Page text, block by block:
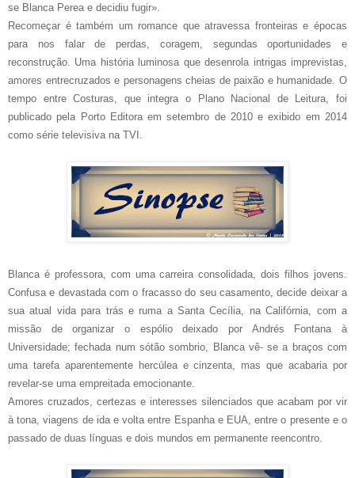
se Blanca Perea e decidiu fugir».
Recomeçar é também um romance que atravessa fronteiras e épocas
para nos falar de perdas, coragem, segundas oportunidades e
reconstrução. Uma história luminosa que desenrola intrigas imprevistas,
amores entrecruzados e personagens cheias de paixão e humanidade. O
tempo entre Costuras, que integra o Plano Nacional de Leitura, foi
publicado pela Porto Editora em setembro de 2010 e exibido em 2014
como série televisiva na TVI.
Blanca é professora, com uma carreira consolidada, dois filhos jovens.
Confusa e devastada com o fracasso do seu casamento, decide deixar a
sua atual vida para trás e ruma a Santa Cecília, na Califórnia, com a
missão de organizar o espólio deixado por Andrés Fontana à
Universidade; fechada num sótão sombrio, Blanca vê- se a braços com
uma tarefa aparentemente hercúlea e cinzenta, mas que acabaria por
revelar-se uma empreitada emocionante.
Amores cruzados, certezas e interesses silenciados que acabam por vir
à tona, viagens de ida e volta entre Espanha e EUA, entre o presente e o
passado de duas línguas e dois mundos em permanente reencontro.